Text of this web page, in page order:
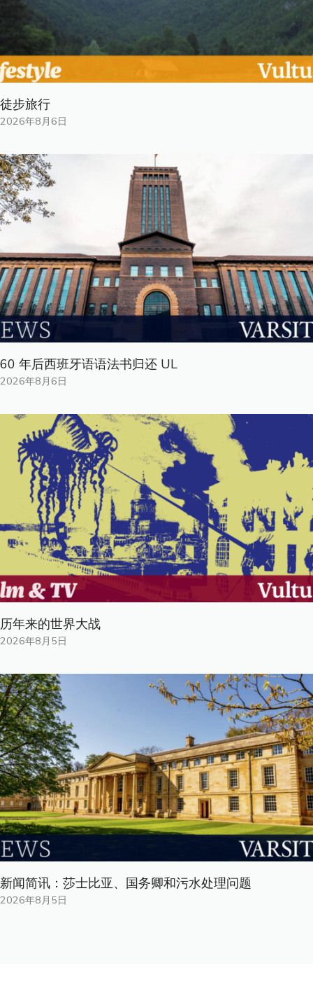
徒步旅行
2026年8月6日
60 年后西班牙语语法书归还 UL
2026年8月6日
历年来的世界大战
2026年8月5日
新闻简讯：莎士比亚、国务卿和污水处理问题
2026年8月5日